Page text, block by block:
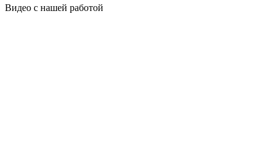
Видео с нашей работой